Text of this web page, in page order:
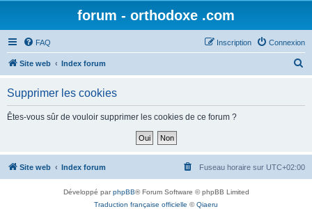
forum - orthodoxe .com
FAQ Connexion
Inscription
Site web Index forum
h
Supprimer les cookies
Êtes-vous sûr de vouloir supprimer les cookies de ce forum ?
Site web Index forum Fuseau horaire sur UTC+02:00
Développé parphpBB® Forum Software © phpBB Limited
Traduction française officielle ©Qiaeru